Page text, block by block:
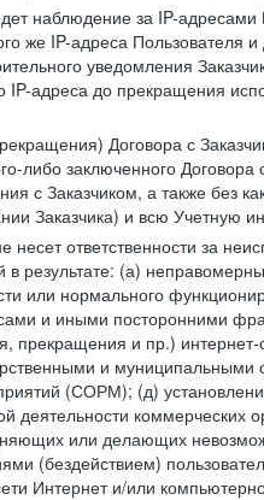
наблюдение за IP-
же IP-адреса Пользователя
уведомления
IP-адреса до прекращения
Договора с
либо заключенного
с Заказчиком, а также без
Заказчика) и всю Учетную
ответственности за
результате: (а)
или нормального
и иными посторонними
прекращения и пр.)
и
(СОРМ); (д)
деятельности коммерческих
или делающих
(бездействием)
Интернет и/или